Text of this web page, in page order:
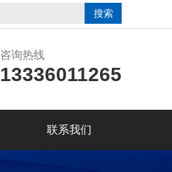
咨询热线
13336011265
联系我们